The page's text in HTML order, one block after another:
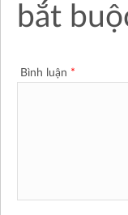
bắt
Bình luận *